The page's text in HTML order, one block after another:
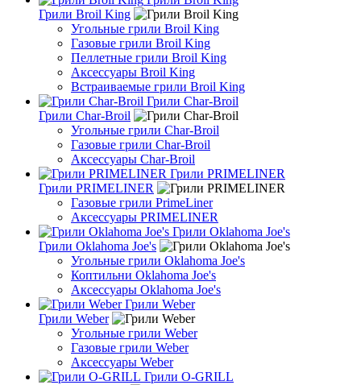
Грили Broil King
Угольные грили Broil King
Газовые грили Broil King
Пеллетные грили Broil King
Аксессуары Broil King
Встраиваемые грили Broil King
Грили Char-Broil
Грили Char-Broil
Угольные грили Char-Broil
Газовые грили Char-Broil
Аксессуары Char-Broil
Грили PRIMELINER
Грили PRIMELINER
Газовые грили PrimeLiner
Аксессуары PRIMELINER
Грили Oklahoma Joe's
Грили Oklahoma Joe's
Угольные грили Oklahoma Joe's
Коптильни Oklahoma Joe's
Аксессуары Oklahoma Joe's
Грили Weber
Грили Weber
Угольные грили Weber
Газовые грили Weber
Аксессуары Weber
Грили O-GRILL